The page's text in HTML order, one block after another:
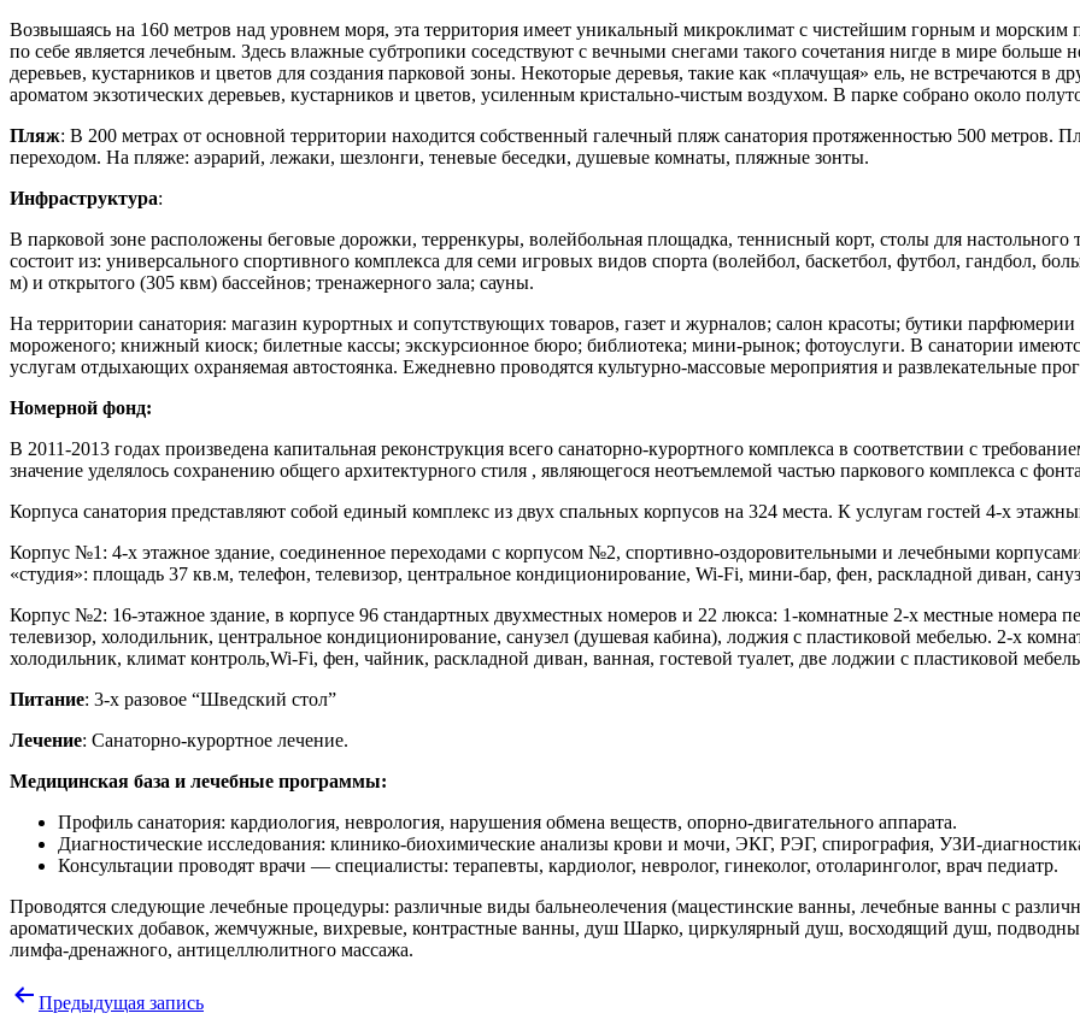
Возвышаясь на 160 метров над уровнем моря, эта территория имеет уникальный микроклимат с чистейшим горным и
по себе является лечебным. Здесь влажные субтропики соседствуют с вечными снегами такого сочетания нигде в мире
деревьев, кустарников и цветов для создания парковой зоны. Некоторые деревья, такие как «плачущая» ель, не встречаются в
ароматом экзотических деревьев, кустарников и цветов, усиленным кристально-чистым воздухом. В парке собрано около
Пляж: В 200 метрах от основной территории находится собственный галечный пляж санатория протяженностью 500 метров.
переходом. На пляже: аэрарий, лежаки, шезлонги, теневые беседки, душевые комнаты, пляжные зонты.
Инфраструктура:
В парковой зоне расположены беговые дорожки, терренкуры, волейбольная площадка, теннисный корт, столы для
состоит из: универсального спортивного комплекса для семи игровых видов спорта (волейбол, баскетбол, футбол, гандбол,
м) и открытого (305 квм) бассейнов; тренажерного зала; сауны.
На территории санатория: магазин курортных и сопутствующих товаров, газет и журналов; салон красоты; бутики
мороженого; книжный киоск; билетные кассы; экскурсионное бюро; библиотека; мини-рынок; фотоуслуги. В санатории
услугам отдыхающих охраняемая автостоянка. Ежедневно проводятся культурно-массовые мероприятия и развлекательные
Номерной фонд:
В 2011-2013 годах произведена капитальная реконструкция всего санаторно-курортного комплекса в соответствии с
значение уделялось сохранению общего архитектурного стиля , являющегося неотъемлемой частью паркового комплекса с
Корпуса санатория представляют собой единый комплекс из двух спальных корпусов на 324 места. К услугам гостей 4-х
Корпус №1: 4-х этажное здание, соединенное переходами с корпусом №2, спортивно-оздоровительными и лечебными
«студия»: площадь 37 кв.м, телефон, телевизор, центральное кондиционирование, Wi-Fi, мини-бар, фен, раскладной диван,
Корпус №2: 16-этажное здание, в корпусе 96 стандартных двухместных номеров и 22 люкса: 1-комнатные 2-х местные номера
телевизор, холодильник, центральное кондиционирование, санузел (душевая кабина), лоджия с пластиковой мебелью. 2-х
холодильник, климат контроль,Wi-Fi, фен, чайник, раскладной диван, ванная, гостевой туалет, две лоджии с пластиковой
Питание: 3-х разовое “Шведский стол”
Лечение: Санаторно-курортное лечение.
Медицинская база и лечебные программы:
Профиль санатория: кардиология, неврология, нарушения обмена веществ, опорно-двигательного аппарата.
Диагностические исследования: клинико-биохимические анализы крови и мочи, ЭКГ, РЭГ, спирография, УЗИ-
Консультации проводят врачи — специалисты: терапевты, кардиолог, невролог, гинеколог, отоларинголог, врач педиатр.
Проводятся следующие лечебные процедуры: различные виды бальнеолечения (мацестинские ванны, лечебные ванны с
ароматических добавок, жемчужные, вихревые, контрастные ванны, душ Шарко, циркулярный душ, восходящий душ,
лимфа-дренажного, антицеллюлитного массажа.
Навигация
Предыдущая запись